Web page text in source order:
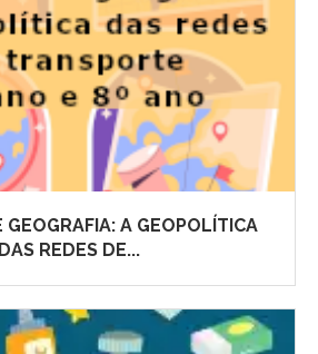
GEOGRAFIA: A GEOPOLÍTICA
DAS REDES DE...